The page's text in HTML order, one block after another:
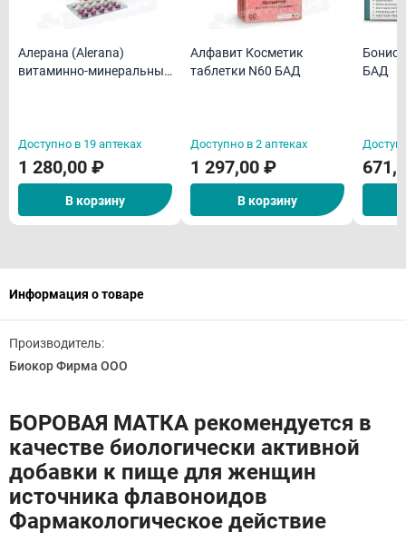
Алерана (Alerana)
витаминно-минеральный
Доступно в 19 аптеках
1 280,00 ₽
В корзину
Алфавит Косметик
таблетки N60 БАД
Доступно в 2 аптеках
1 297,00 ₽
В корзину
БАД
Информация о товаре
Производитель:
Биокор Фирма ООО
БОРОВАЯ МАТКА рекомендуется в
качестве биологически активной
добавки к пище для женщин
источника флавоноидов
Фармакологическое действие